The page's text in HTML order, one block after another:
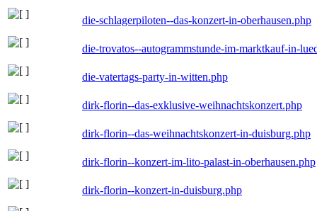
die-schlagerpiloten--das-konzert-in-oberhausen.php
die-trovatos--autogrammstunde-im-marktkauf-in-
die-vatertags-party-in-witten.php
dirk-florin--das-exklusive-weihnachtskonzert.php
dirk-florin--das-weihnachtskonzert-in-duisburg.php
dirk-florin--konzert-im-lito-palast-in-oberhausen.php
dirk-florin--konzert-in-duisburg.php